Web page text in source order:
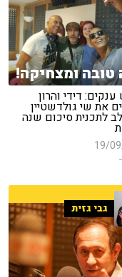
ומצחיקה!
דידי והרון
את שי גולדשטיין
לתכנית סיכום שנה
19/
גבי גזית